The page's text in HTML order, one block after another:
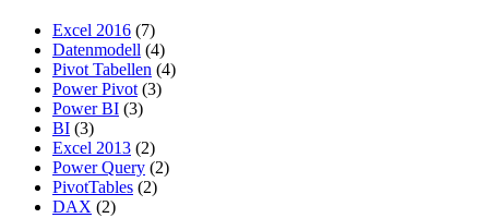
Excel 2016 (7)
Datenmodell (4)
Pivot Tabellen (4)
Power Pivot (3)
Power BI (3)
BI (3)
Excel 2013 (2)
Power Query (2)
PivotTables (2)
DAX (2)